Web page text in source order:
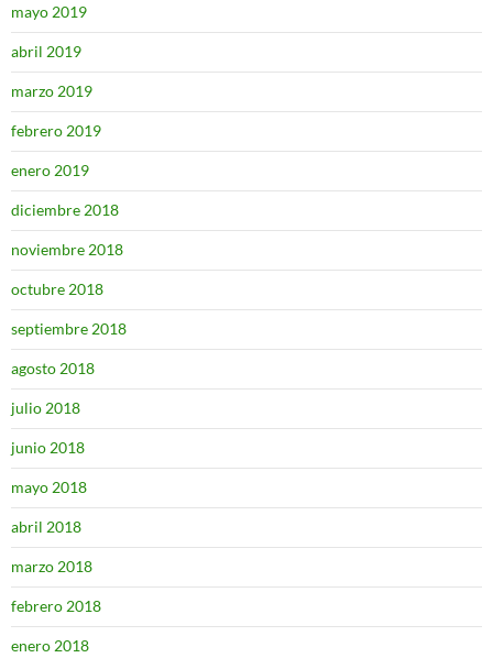
mayo 2019
abril 2019
marzo 2019
febrero 2019
enero 2019
diciembre 2018
noviembre 2018
octubre 2018
septiembre 2018
agosto 2018
julio 2018
junio 2018
mayo 2018
abril 2018
marzo 2018
febrero 2018
enero 2018